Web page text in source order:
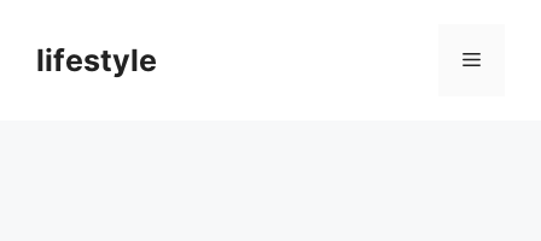
lifestyle 메